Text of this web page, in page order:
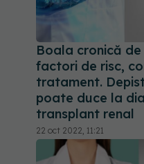
Boala cronică de
factori de risc,
tratament.
poate duce la
transplant renal
22 oct 2022, 11:21